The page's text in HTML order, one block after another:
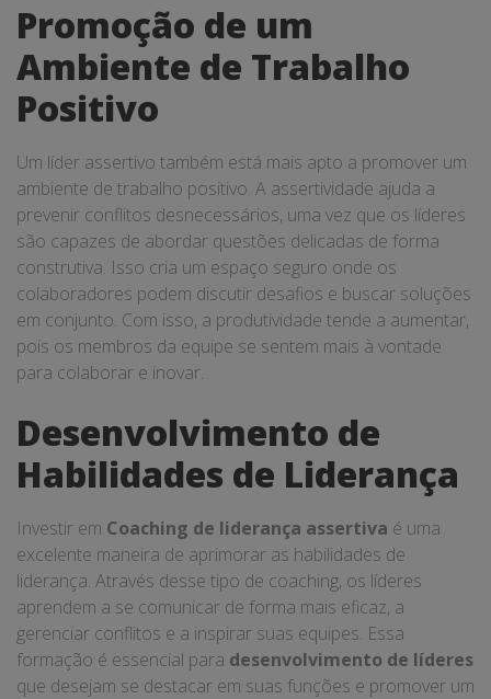
Promoção de um
Ambiente de Trabalho
Positivo
Um líder assertivo também está mais apto a promover um
ambiente de trabalho positivo. A assertividade ajuda a
prevenir conflitos desnecessários, uma vez que os líderes
são capazes de abordar questões delicadas de forma
construtiva. Isso cria um espaço seguro onde os
colaboradores podem discutir desafios e buscar soluções
em conjunto. Com isso, a produtividade tende a aumentar,
pois os membros da equipe se sentem mais à vontade
para colaborar e inovar.
Desenvolvimento de
Habilidades de Liderança
Investir em Coaching de liderança assertiva é uma
excelente maneira de aprimorar as habilidades de
liderança. Através desse tipo de coaching, os líderes
aprendem a se comunicar de forma mais eficaz, a
gerenciar conflitos e a inspirar suas equipes. Essa
formação é essencial para desenvolvimento de líderes
que desejam se destacar em suas funções e promover um